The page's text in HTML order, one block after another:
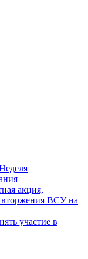
акция,
вторжения ВСУ на
участие в